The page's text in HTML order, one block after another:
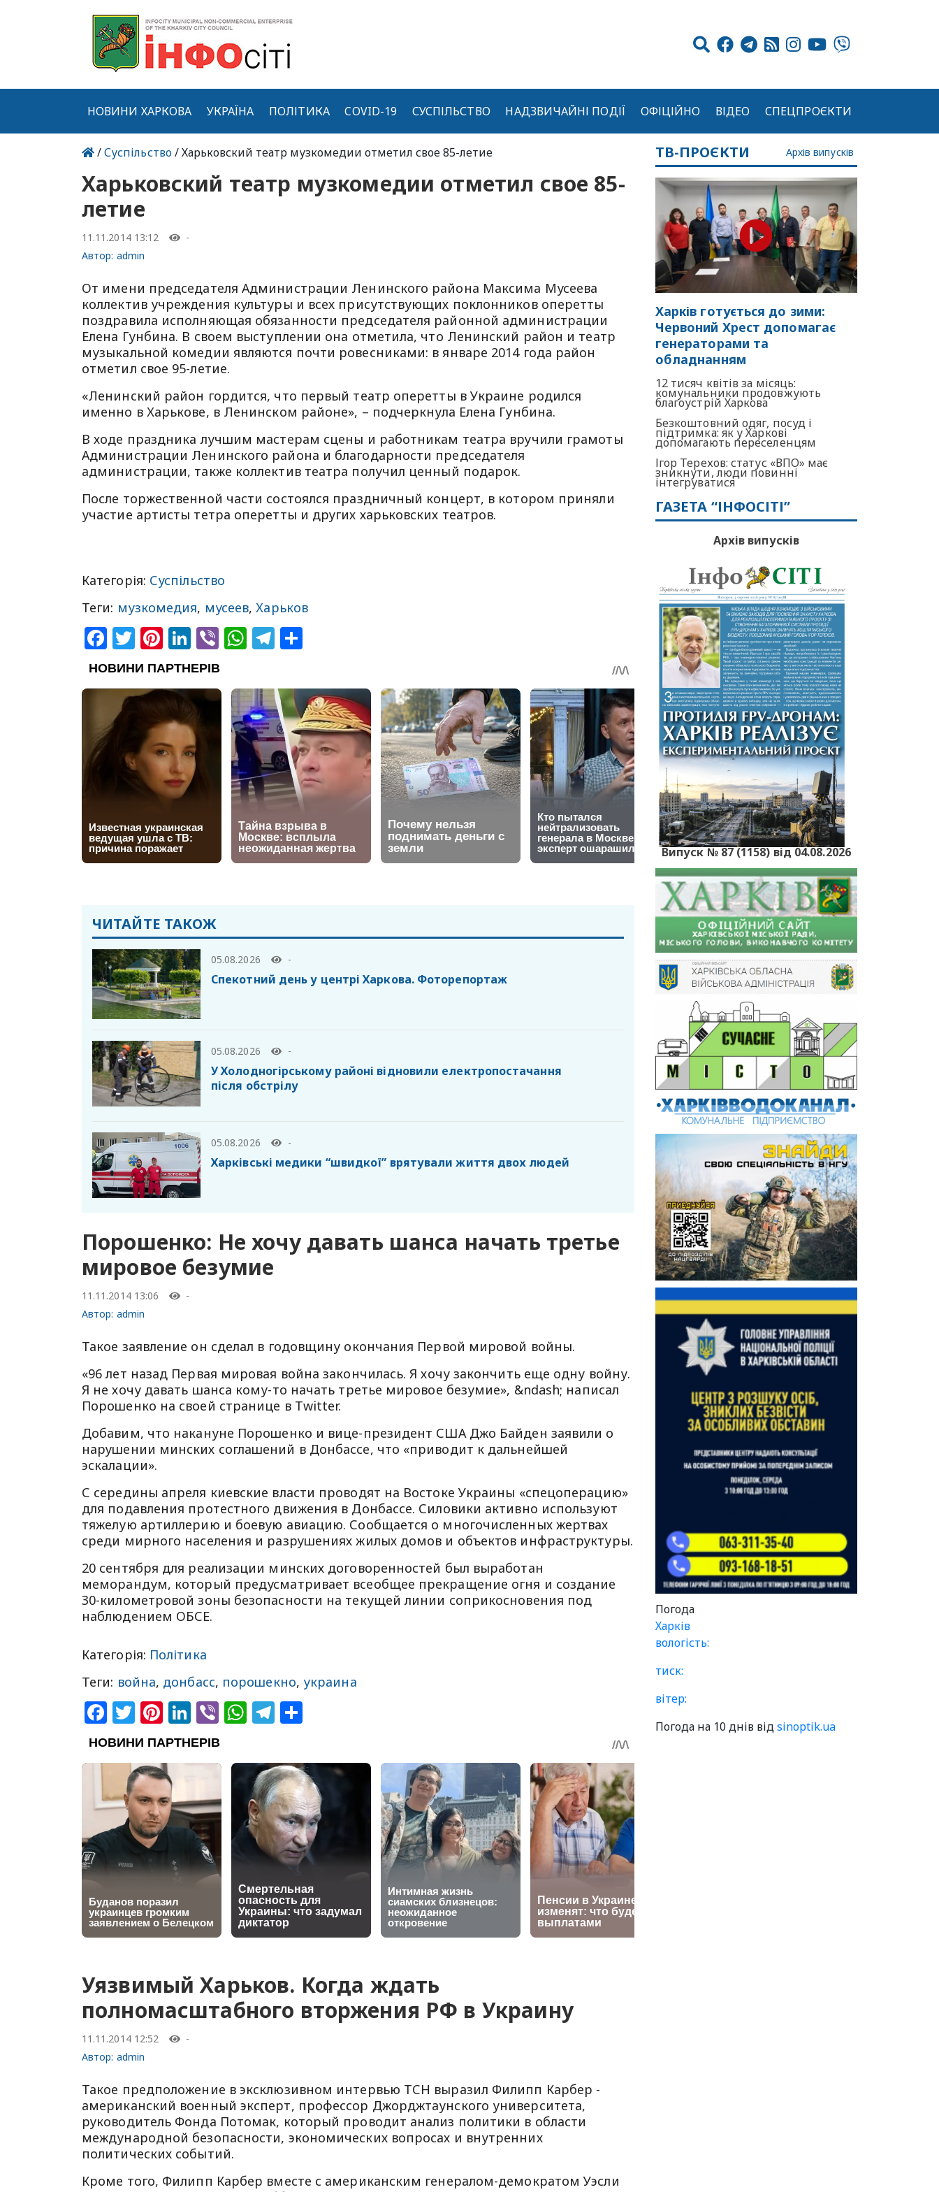
НОВИНИ ХАРКОВА УКРАЇНА ПОЛІТИКА COVID-19 СУСПІЛЬСТВО НАДЗВИЧАЙНІ ПОДІЇ ОФІЦІЙНО ВІДЕО СПЕЦПРОЄКТИ
/Суспільство/ Харьковский театр музкомедии отметил свое 85-летие
Харьковский театр музкомедии отметил свое 85-
летие
11.11.2014 13:12
-
Автор: admin
От имени председателя Администрации Ленинского района Максима Мусеева
коллектив учреждения культуры и всех присутствующих поклонников оперетты
поздравила исполняющая обязанности председателя районной администрации
Елена Гунбина. В своем выступлении она отметила, что Ленинский район и театр
музыкальной комедии являются почти ровесниками: в январе 2014 года район
отметил свое 95-летие.
«Ленинский район гордится, что первый театр оперетты в Украине родился
именно в Харькове, в Ленинском районе», – подчеркнула Елена Гунбина.
В ходе праздника лучшим мастерам сцены и работникам театра вручили грамоты
Администрации Ленинского района и благодарности председателя
администрации, также коллектив театра получил ценный подарок.
После торжественной части состоялся праздничный концерт, в котором приняли
участие артисты тетра оперетты и других харьковских театров.
Категорія: Суспільство
Теги: музкомедия, мусеев,Харьков
Facebook
Twitter
Pinterest
LinkedIn
ViberWhatsApp
Telegram
ЧИТАЙТЕ ТАКОЖ
05.08.2026 -
Спекотний день у центрі Харкова. Фоторепортаж
05.08.2026 -
У Холодногірському районі відновили електропостачання
після обстрілу
05.08.2026 -
Харківські медики “швидкої” врятували життя двох людей
Порошенко: Не хочу давать шанса начать третье
мировое безумие
11.11.2014 13:06
-
Автор: admin
Такое заявление он сделал в годовщину окончания Первой мировой войны.
«96 лет назад Первая мировая война закончилась. Я хочу закончить еще одну войну.
Я не хочу давать шанса кому-то начать третье мировое безумие», &ndash; написал
Порошенко на своей странице в Twitter.
Добавим, что накануне Порошенко и вице-президент США Джо Байден заявили о
нарушении минских соглашений в Донбассе, что «приводит к дальнейшей
эскалации».
С середины апреля киевские власти проводят на Востоке Украины «спецоперацию»
для подавления протестного движения в Донбассе. Силовики активно используют
тяжелую артиллерию и боевую авиацию. Сообщается о многочисленных жертвах
среди мирного населения и разрушениях жилых домов и объектов инфраструктуры.
20 сентября для реализации минских договоренностей был выработан
меморандум, который предусматривает всеобщее прекращение огня и создание
30-километровой зоны безопасности на текущей линии соприкосновения под
наблюдением ОБСЕ.
Категорія: Політика
Теги: война, донбасс, порошекно, украина
Facebook
Twitter
Pinterest
LinkedIn
ViberWhatsApp
Telegram
Уязвимый Харьков. Когда ждать
полномасштабного вторжения РФ в Украину
11.11.2014 12:52
-
Автор: admin
Такое предположение в эксклюзивном интервью ТСН выразил Филипп Карбер -
американский военный эксперт, профессор Джорджтаунского университета,
руководитель Фонда Потомак, который проводит анализ политики в области
международной безопасности, экономических вопросах и внутренних
политических событий.
Кроме того, Филипп Карбер вместе с американским генералом-демократом Уэсли
ТВ-ПРОЄКТИ Архів випусків
Харків готується до зими:
Червоний Хрест допомагає
генераторами та
обладнанням
12 тисяч квітів за місяць:
комунальники продовжують
благоустрій Харкова
Безкоштовний одяг, посуд і
підтримка: як у Харкові
допомагають переселенцям
Ігор Терехов: статус «ВПО» має
зникнути, люди повинні
інтегруватися
ГАЗЕТА “ІНФОСІТІ”
Архів випусків
Випуск № 87 (1158) від 04.08.2026
Погода
Харків
вологість:
тиск:
вітер:
Погода на 10 днів відsinoptik.ua